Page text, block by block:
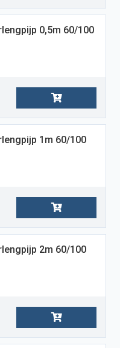
0,5m 60/100
1m 60/100
2m 60/100